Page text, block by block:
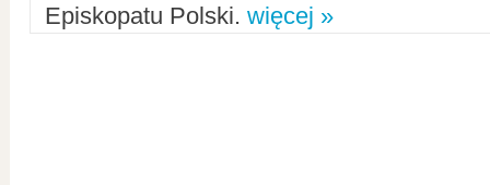
Episkopatu Polski. więcej »